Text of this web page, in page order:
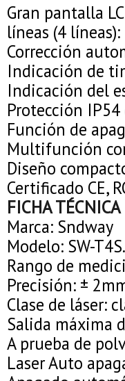
Gran pantalla
líneas (4 líneas):
Corrección
Indicación de
Indicación del
Protección
Función de
Multifunción
Diseño
Certificado CE,
FICHA TÉCNICA
Marca: Sndway
Modelo: SW-T4S.
Rango de
Precisión: ±
Clase de láser:
Salida máxima
A prueba de
Laser Auto